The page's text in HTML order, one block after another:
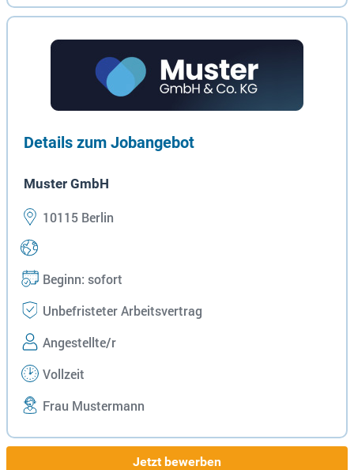
Details zum Jobangebot
Muster GmbH
10115 Berlin
Beginn: sofort
Unbefristeter Arbeitsvertrag
Angestellte/r
Vollzeit
Frau Mustermann
Jetzt bewerben